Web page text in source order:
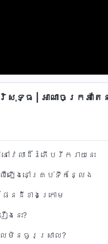
| អាណាចក្រអាតែន
វេលាដ៏រំភើបរីករាយនេះ
ឡើងនៅគ្រប់ទីកន្លែង
ែនដីខាងក្រោម
នេះ?
មិនធូរស្រាល?